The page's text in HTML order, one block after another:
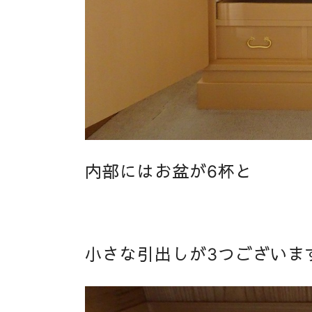
内部にはお盆が6杯と
小さな引出しが3つございま